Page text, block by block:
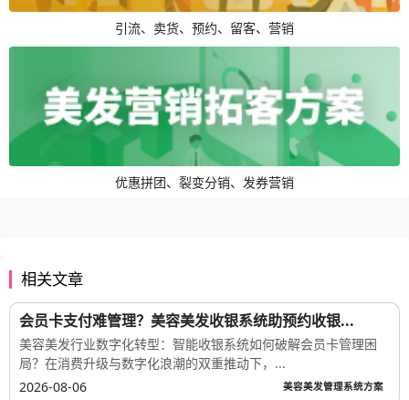
引流、卖货、预约、留客、营销
优惠拼团、裂变分销、发券营销
相关文章
会员卡支付难管理？美容美发收银系统助预约收银...
美容美发行业数字化转型：智能收银系统如何破解会员卡管理困
局？在消费升级与数字化浪潮的双重推动下，...
2026-08-06
美容美发管理系统方案